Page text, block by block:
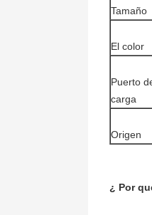
Tamaño
El color
Puerto
carga
Origen
¿ Por